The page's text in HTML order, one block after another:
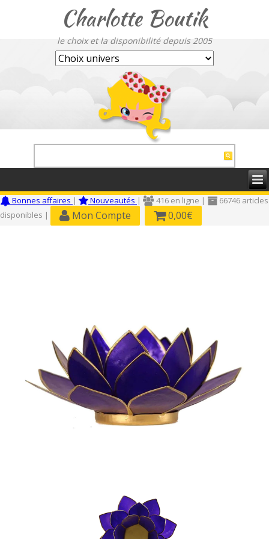
Charlotte Boutik
le choix et la disponibilité depuis 2005
Bonnes affaires | Nouveautés | 416 en ligne |
66746 articles
disponibles |
Mon Compte 0,00€